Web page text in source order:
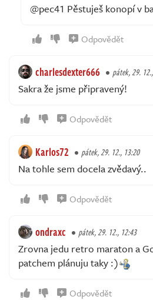
@pec41 Pěstuješ konopí v
Odpovědět
charlesdexter666 pátek, 29.
Sakra že jsme připravený!
Odpovědět
Karlos72 pátek, 29. 12., 13:20
Na tohle sem docela zvědavý..
Odpovědět
ondraxc pátek, 29. 12., 12:43
Zrovna jedu retro maraton a
patchem plánuju taky :)
Odpovědět